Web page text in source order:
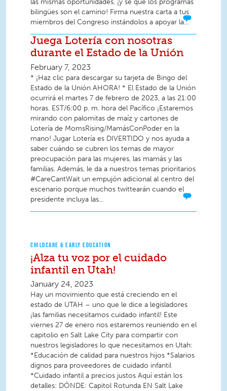
bilingües son el camino! Firma nuestra carta a tus
miembros del Congreso instándolos a apoyar la...
Juega Lotería con nosotras
durante el Estado de la Unión
February 7, 2023
* ¡Haz clic para descargar su tarjeta de Bingo del
Estado de la Unión AHORA! * El Estado de la Unión
ocurrirá el martes 7 de febrero de 2023, a las 21:00
horas. EST/6:00 p. m. hora del Pacífico ¡Estaremos
mirando con palomitas de maíz y cartones de
Lotería de MomsRising/MamásConPoder en la
mano! Jugar Lotería es DIVERTIDO y nos ayuda a
saber cuándo se cubren los temas de mayor
preocupación para las mujeres, las mamás y las
familias. Además, le da a nuestros temas prioritarios
#CareCantWait un empujón adicional al centro del
escenario porque muchos twittearán cuando el
presidente incluya las...
CHILDCARE & EARLY EDUCATION
¡Alza tu voz por el cuidado
infantil en Utah!
January 24, 2023
Hay un movimiento que está creciendo en el
estado de UTAH – uno que le dice a legisladores
¡las familias necesitamos cuidado infantil! Este
viernes 27 de enero nos estaremos reuniendo en el
capitolio en Salt Lake City para compartir con
nuestros legisladores lo que necesitamos en Utah:
*Educación de calidad para nuestros hijos *Salarios
dignos para proveedores de cuidado infantil
*Cuidado infantil a precios justos Aquí están los
detalles: DÓNDE: Capitol Rotunda EN Salt Lake